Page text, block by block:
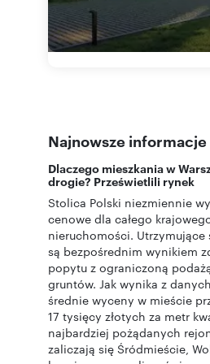
Najnowsze informacje
Dlaczego mieszkania w
drogie? Prześwietlili rynek
Stolica Polski niezmiennie
cenowe dla całego
nieruchomości. Utrzymujące
są bezpośrednim wynikiem
popytu z ograniczoną
gruntów. Jak wynika z
średnie wyceny w mieście
17 tysięcy złotych za metr
najbardziej pożądanych
zaliczają się Śródmieście,